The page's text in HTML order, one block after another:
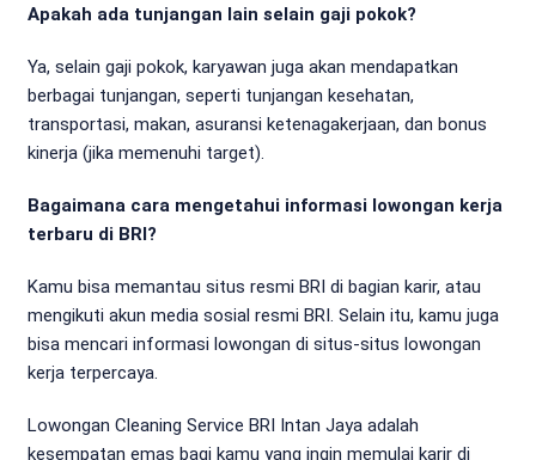
Apakah ada tunjangan lain selain gaji pokok?
Ya, selain gaji pokok, karyawan juga akan mendapatkan
berbagai tunjangan, seperti tunjangan kesehatan,
transportasi, makan, asuransi ketenagakerjaan, dan bonus
kinerja (jika memenuhi target).
Bagaimana cara mengetahui informasi lowongan kerja
terbaru di BRI?
Kamu bisa memantau situs resmi BRI di bagian karir, atau
mengikuti akun media sosial resmi BRI. Selain itu, kamu juga
bisa mencari informasi lowongan di situs-situs lowongan
kerja terpercaya.
Lowongan Cleaning Service BRI Intan Jaya adalah
kesempatan emas bagi kamu yang ingin memulai karir di